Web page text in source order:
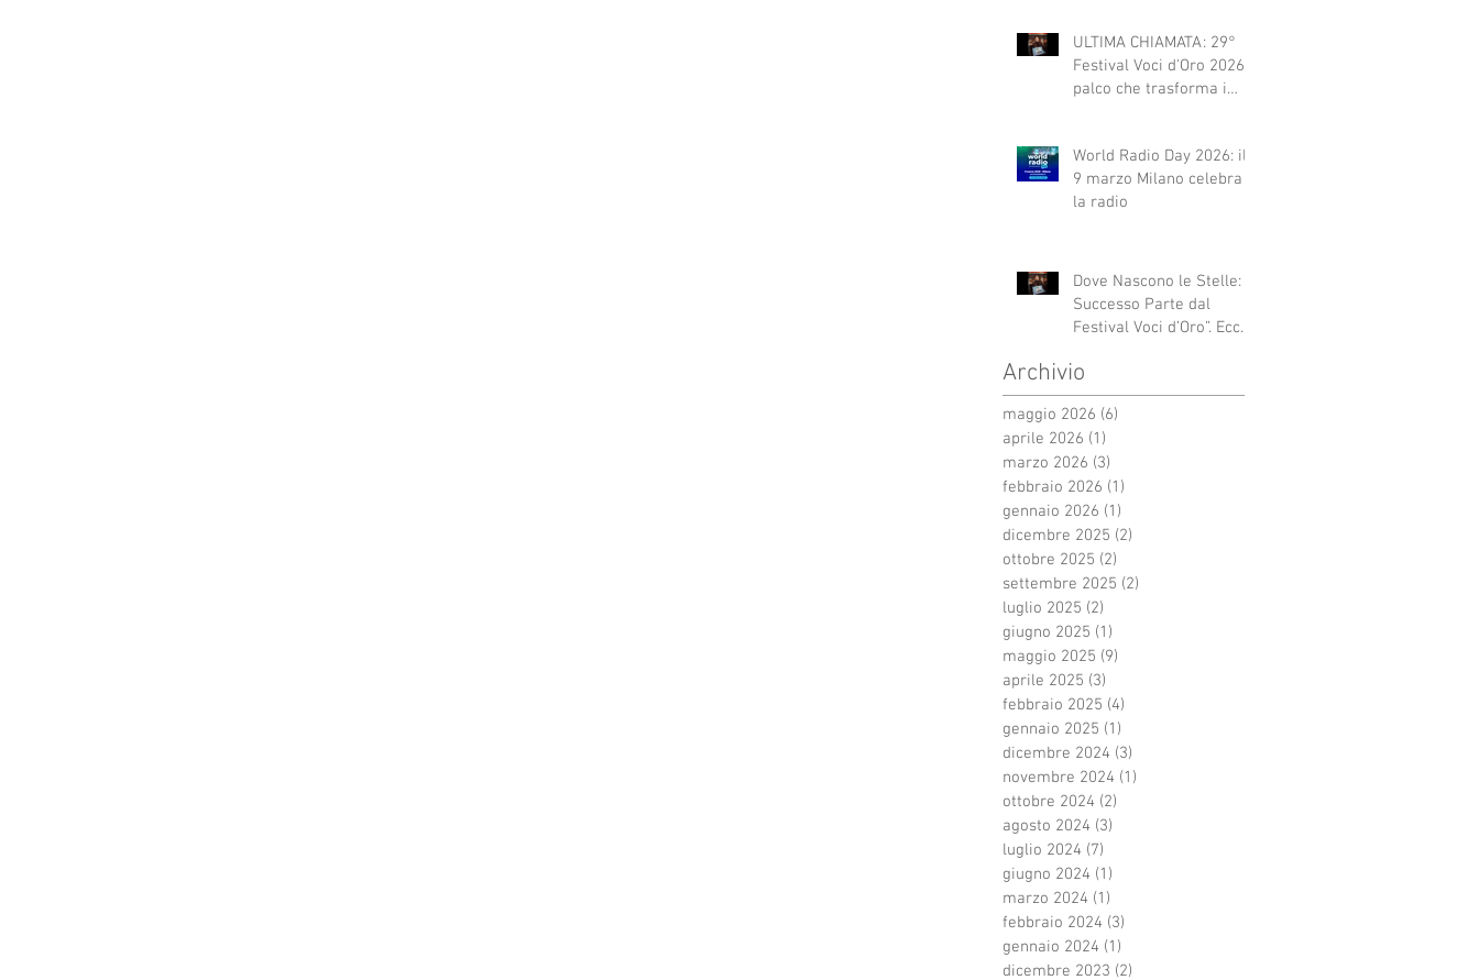
ULTIMA CHIAMATA: 29°
Festival Voci d'Oro 2026 Il
palco che trasforma i
World Radio Day 2026: il
9 marzo Milano celebra
la radio
Dove Nascono le Stelle: Il
Successo Parte dal
Festival Voci d’Oro”. Ecco
Archivio
maggio 2026 (6)
aprile 2026 (1)
marzo 2026 (3)
febbraio 2026 (1)
gennaio 2026 (1)
dicembre 2025 (2)
ottobre 2025 (2)
settembre 2025 (2)
luglio 2025 (2)
giugno 2025 (1)
maggio 2025 (9)
aprile 2025 (3)
febbraio 2025 (4)
gennaio 2025 (1)
dicembre 2024 (3)
novembre 2024 (1)
ottobre 2024 (2)
agosto 2024 (3)
luglio 2024 (7)
giugno 2024 (1)
marzo 2024 (1)
febbraio 2024 (3)
gennaio 2024 (1)
dicembre 2023 (2)